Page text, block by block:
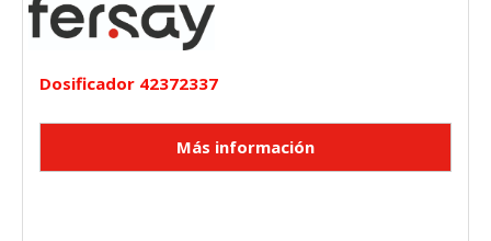
Dosificador 42372337